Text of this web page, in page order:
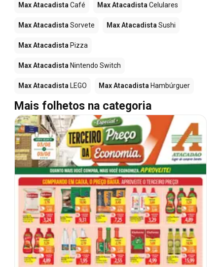
Max AtacadistaCafé Max AtacadistaCelulares
Max AtacadistaSorvete Max AtacadistaSushi
Max Atacadista Pizza
Max Atacadista Nintendo Switch
Max Atacadista LEGO Max Atacadista Hambúrguer
Mais folhetos na categoria